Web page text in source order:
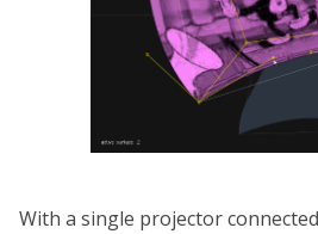
With a single projector